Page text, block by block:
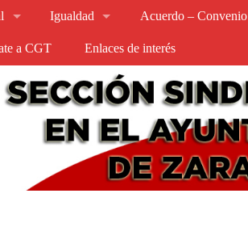
Igualdad Acuerdo – Convenio
a CGT Enlaces de interés